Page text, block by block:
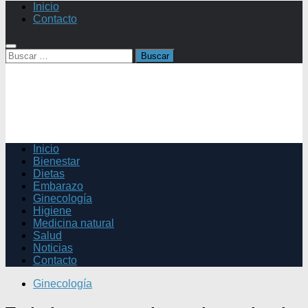
Inicio
Contacto
Buscar:
Inicio
Bienestar
Dietas
Embarazo
Ginecología
Higiene
Medicina natural
Salud
Noticias
Contacto
Ginecología